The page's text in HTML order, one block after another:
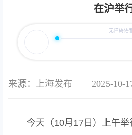
在沪举
来源：上海发布 2025-10-
今天（10月17日）上午举